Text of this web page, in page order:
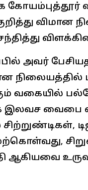
விமான
அவர்
நிலையத்தில்
வகையில்
இலவச வைபை
ஆகியவை